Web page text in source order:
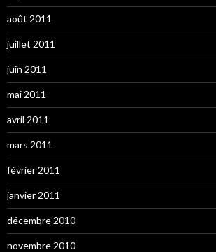
août 2011
juillet 2011
juin 2011
mai 2011
avril 2011
mars 2011
février 2011
janvier 2011
décembre 2010
novembre 2010